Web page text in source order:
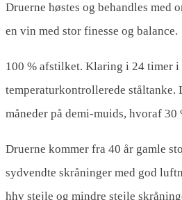
Druerne høstes og behandles med
en vin med stor finesse og balance.
100 % afstilket. Klaring i 24 timer i
temperaturkontrollerede ståltanke.
måneder på demi-muids, hvoraf 30
Druerne kommer fra 40 år gamle
sydvendte skråninger med god
hhv stejle og mindre stejle